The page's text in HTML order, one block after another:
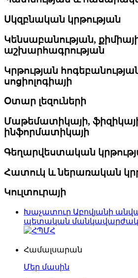
Սկզբնական կրթության
Կենսաբանության,
աշխարհագրության
Կրթության
սոցիոլոգիայի
Օտար լեզուների
Մաթեմատիկայի,
ինֆորմատիկայի
Գեղարվեստական
Հատուկ և ներառական
Կուլտուրայի
Խաչատուր Աբովյանի
պետական
Համալսարան
Մեր մասին